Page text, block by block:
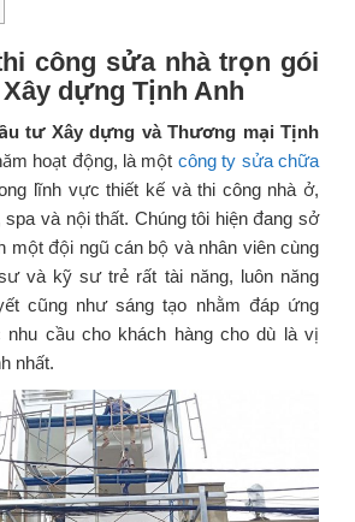
công sửa nhà trọn gói
dựng Tịnh Anh
tư Xây dựng và Thương mại Tịnh
hoạt động, là một công ty sửa chữa
lĩnh vực thiết kế và thi công nhà ở,
và nội thất. Chúng tôi hiện đang sở
một đội ngũ cán bộ và nhân viên cùng
và kỹ sư trẻ rất tài năng, luôn năng
cũng như sáng tạo nhằm đáp ứng
cầu cho khách hàng cho dù là vị
nhất.